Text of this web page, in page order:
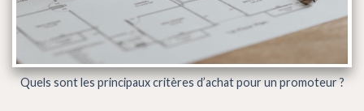
Quels sont les principaux critères d’achat pour un promoteur ?